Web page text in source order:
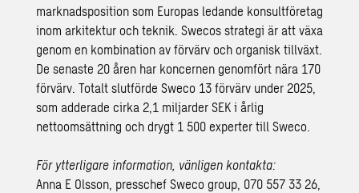
marknadsposition som Europas ledande konsultföretag
inom arkitektur och teknik. Swecos strategi är att växa
genom en kombination av förvärv och organisk tillväxt.
De senaste 20 åren har koncernen genomfört nära 170
förvärv. Totalt slutförde Sweco 13 förvärv under 2025,
som adderade cirka 2,1 miljarder SEK i årlig
nettoomsättning och drygt 1 500 experter till Sweco.
För ytterligare information, vänligen kontakta:
Anna E Olsson, presschef Sweco group, 070 557 33 26,